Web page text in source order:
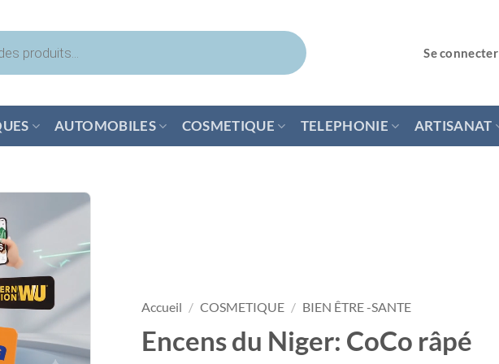
Se connecter
AUTOMOBILES COSMETIQUE TELEPHONIE ARTISANAT
Accueil / COSMETIQUE / BIEN ÊTRE -SANTE
Encens du Niger: CoCo râpé